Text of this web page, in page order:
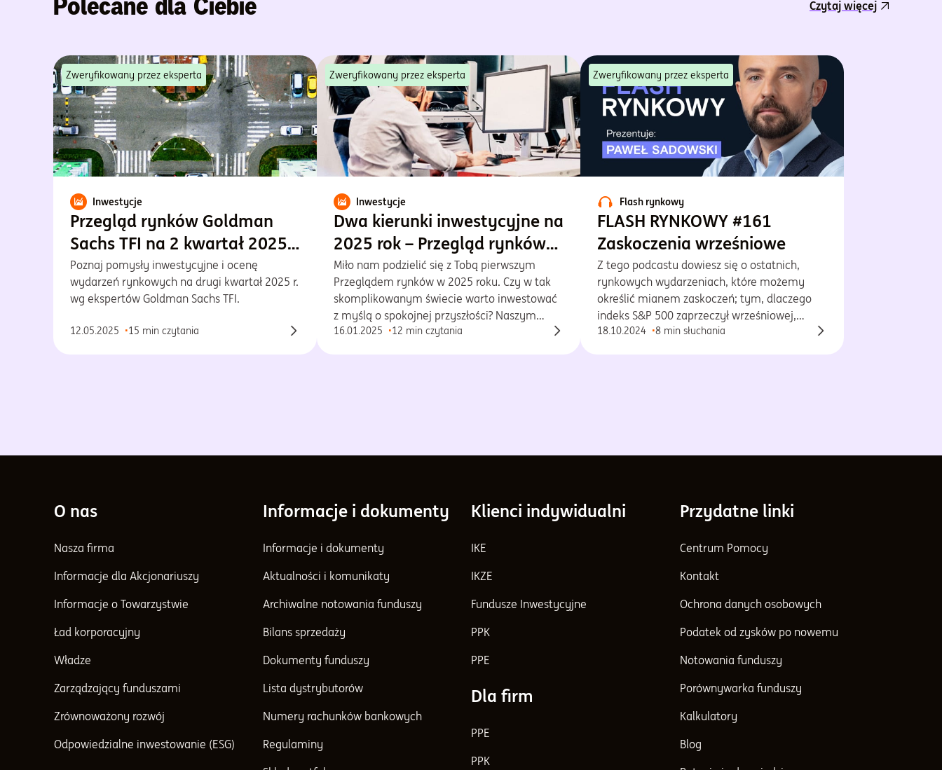
Czytaj więcej
Zweryfikowany przez eksperta
Inwestycje
Przegląd rynków Goldman
Sachs TFI na 2 kwartał 2025
r.
Poznaj pomysły inwestycyjne i ocenę
wydarzeń rynkowych na drugi kwartał 2025 r.
wg ekspertów Goldman Sachs TFI.
12.05.2025 15 min czytania
Zweryfikowany przez eksperta
Inwestycje
Dwa kierunki inwestycyjne na
2025 rok – Przegląd rynków
Goldman Sachs TFI
Miło nam podzielić się z Tobą pierwszym
Przeglądem rynków w 2025 roku. Czy w tak
skomplikowanym świecie warto inwestować
z myślą o spokojnej przyszłości? Naszym
zdaniem tak. Ale jak? To zależy. Wśród wielu
16.01.2025 12 min czytania
Zweryfikowany przez eksperta
Flash rynkowy
FLASH RYNKOWY #161
Zaskoczenia wrześniowe
Z tego podcastu dowiesz się o ostatnich,
rynkowych wydarzeniach, które możemy
określić mianem zaskoczeń; tym, dlaczego
indeks S&P 500 zaprzeczył wrześniowej,
historycznej prawidłowości i co może go
18.10.2024 8 min słuchania
O nas
Nasza firma
Informacje dla Akcjonariuszy
Informacje o Towarzystwie
Ład korporacyjny
Władze
Zarządzający funduszami
Zrównoważony rozwój
Odpowiedzialne inwestowanie (ESG)
Informacje i dokumenty
Informacje i dokumenty
Aktualności i komunikaty
Archiwalne notowania funduszy
Bilans sprzedaży
Dokumenty funduszy
Lista dystrybutorów
Numery rachunków bankowych
Regulaminy
Klienci indywidualni
IKE
IKZE
Fundusze Inwestycyjne
PPK
PPE
Dla firm
PPE
PPK
Przydatne linki
Centrum Pomocy
Kontakt
Ochrona danych osobowych
Podatek od zysków po nowemu
Notowania funduszy
Porównywarka funduszy
Kalkulatory
Blog